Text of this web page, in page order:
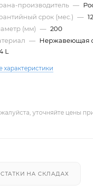
производитель —
срок (мес.) — 12
(мм) — 200
— Нержавеющая
L
характеристики
уточняйте цены
НА СКЛАДАХ